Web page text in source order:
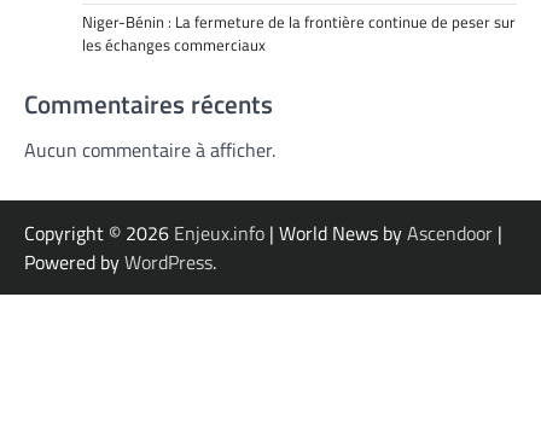
Niger-Bénin : La fermeture de la frontière continue de peser sur
les échanges commerciaux
Commentaires récents
Aucun commentaire à afficher.
Copyright © 2026 Enjeux.info | World News byAscendoor |
Powered byWordPress.